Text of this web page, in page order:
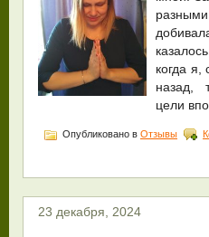
когда я,
назад,
цели
Опубликовано в Отзывы
23 декабря, 2024